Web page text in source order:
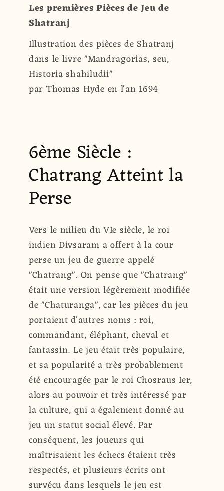
Les premières Pièces de Jeu de
Shatranj
Illustration des pièces de Shatranj
dans le livre "Mandragorias, seu,
Historia shahiludii"
par Thomas Hyde en l'an 1694
6ème Siècle :
Chatrang Atteint la
Perse
Vers le milieu du VIe siècle, le roi
indien Divsaram a offert à la cour
perse un jeu de guerre appelé
"Chatrang". On pense que "Chatrang"
était une version légèrement modifiée
de "Chaturanga", car les pièces du jeu
portaient d'autres noms : roi,
commandant, éléphant, cheval et
fantassin. Le jeu était très populaire,
et sa popularité a très probablement
été encouragée par le roi Chosraus Ier,
alors au pouvoir et très intéressé par
la culture, qui a également donné au
jeu un statut social élevé. Par
conséquent, les joueurs qui
maîtrisaient les échecs étaient très
respectés, et plusieurs écrits ont
survécu dans lesquels le jeu est